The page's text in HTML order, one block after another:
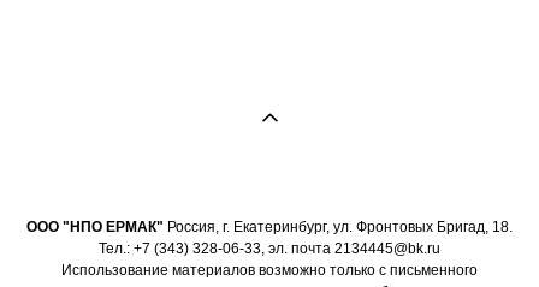
ООО "НПО ЕРМАК" Россия, г. Екатеринбург, ул. Фронтовых Бригад, 18.
Тел.: +7 (343) 328-06-33, эл. почта 2134445@bk.ru
Использование материалов возможно только с письменного